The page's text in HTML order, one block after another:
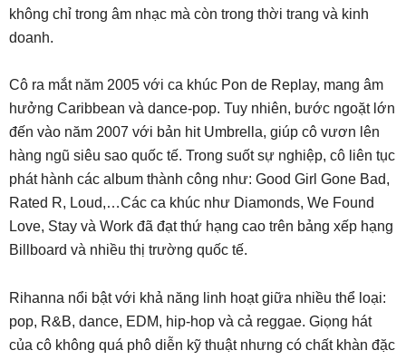
không chỉ trong âm nhạc mà còn trong thời trang và kinh
doanh.
Cô ra mắt năm 2005 với ca khúc Pon de Replay, mang âm
hưởng Caribbean và dance-pop. Tuy nhiên, bước ngoặt lớn
đến vào năm 2007 với bản hit Umbrella, giúp cô vươn lên
hàng ngũ siêu sao quốc tế. Trong suốt sự nghiệp, cô liên tục
phát hành các album thành công như: Good Girl Gone Bad,
Rated R, Loud,…Các ca khúc như Diamonds, We Found
Love, Stay và Work đã đạt thứ hạng cao trên bảng xếp hạng
Billboard và nhiều thị trường quốc tế.
Rihanna nổi bật với khả năng linh hoạt giữa nhiều thể loại:
pop, R&B, dance, EDM, hip-hop và cả reggae. Giọng hát
của cô không quá phô diễn kỹ thuật nhưng có chất khàn đặc